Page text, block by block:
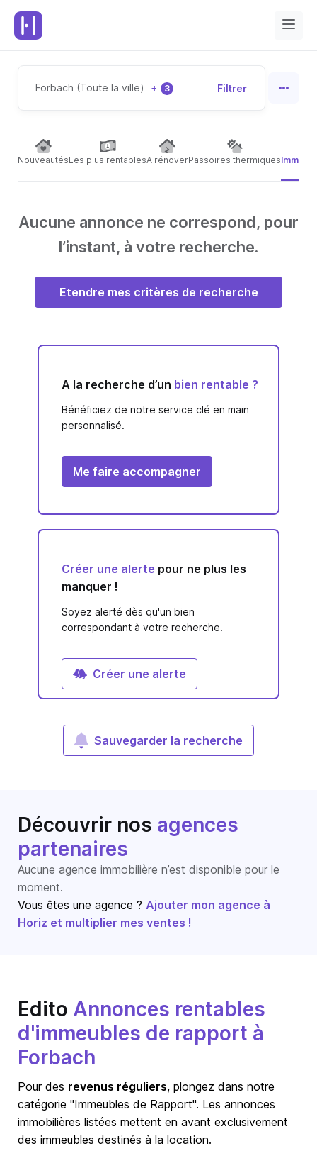
Forbach (Toute la ville) + 3 Filtrer
NouveautésLes plus rentablesA rénoverPassoires thermiques
Aucune annonce ne correspond, pour
l’instant, à votre recherche.
Etendre mes critères de recherche
A la recherche d’un bien rentable ?
Bénéficiez de notre service clé en main
personnalisé.
Me faire accompagner
Créer une alerte pour ne plus les
manquer !
Soyez alerté dès qu'un bien
correspondant à votre recherche.
Créer une alerte
Sauvegarder la recherche
Découvrir nos agences
partenaires
Aucune agence immobilière n’est disponible pour le
moment.
Vous êtes une agence ? Ajouter mon agence à
Horiz et multiplier mes ventes !
Edito Annonces rentables
d'immeubles de rapport à
Forbach
Pour des revenus réguliers, plongez dans notre
catégorie "Immeubles de Rapport". Les annonces
immobilières listées mettent en avant exclusivement
des immeubles destinés à la location.